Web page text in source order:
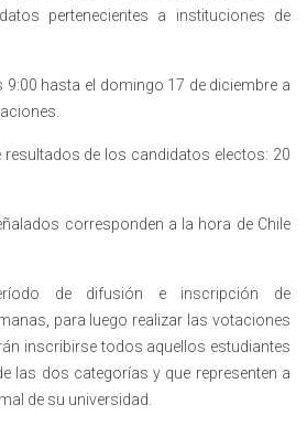
pertenecientes a instituciones de
9:00 hasta el domingo 17 de diciembre a
resultados de los candidatos electos: 20
corresponden a la hora de Chile
de difusión e inscripción de
para luego realizar las votaciones
inscribirse todos aquellos estudiantes
las dos categorías y que representen a
de su universidad.